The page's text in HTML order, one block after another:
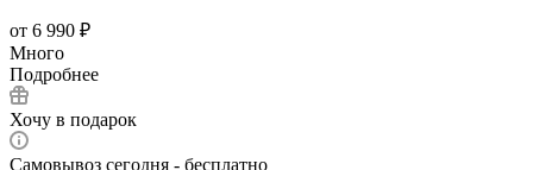
от 6 990 ₽
Много
Подробнее
Хочу в подарок
Самовывоз сегодня - бесплатно